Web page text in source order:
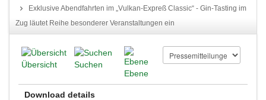
Exklusive Abendfahrten im „Vulkan-Expreß Classic“ - Gin-Tasting im
Zug läutet Reihe besonderer Veranstaltungen ein
Übersicht
Suchen
Ebene
Download details